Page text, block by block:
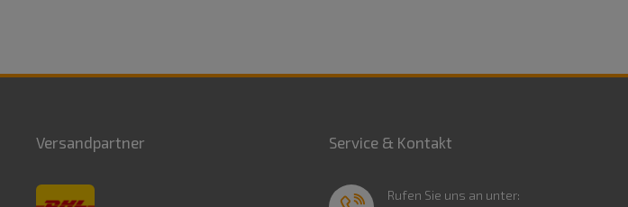
Versandpartner Service & Kontakt
Rufen Sie uns an unter: